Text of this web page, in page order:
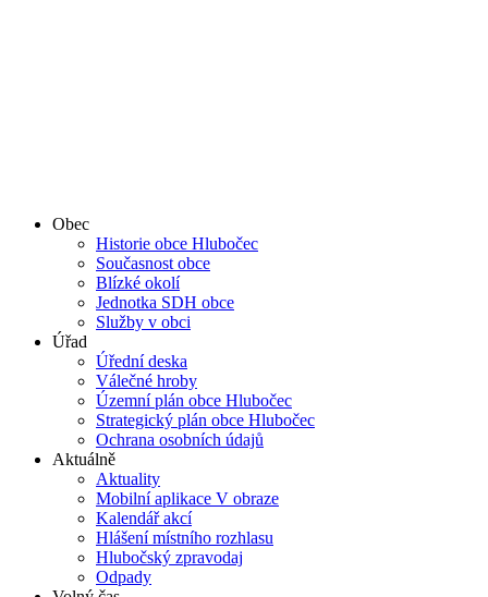
Obec
Historie obce Hlubočec
Současnost obce
Blízké okolí
Jednotka SDH obce
Služby v obci
Úřad
Úřední deska
Válečné hroby
Územní plán obce Hlubočec
Strategický plán obce Hlubočec
Ochrana osobních údajů
Aktuálně
Aktuality
Mobilní aplikace V obraze
Kalendář akcí
Hlášení místního rozhlasu
Hlubočský zpravodaj
Odpady